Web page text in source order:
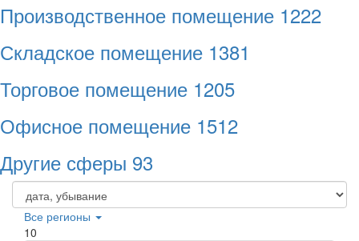
Производственное помещение 1222
Складское помещение 1381
Торговое помещение 1205
Офисное помещение 1512
Другие сферы 93
Все регионы
10